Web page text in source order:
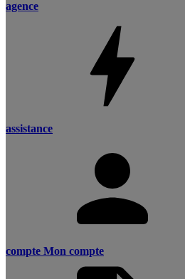
agence
assistance
compte Mon compte